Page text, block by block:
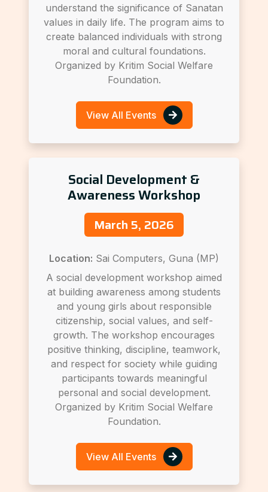
understand the significance of Sanatan
values in daily life. The program aims to
create balanced individuals with strong
moral and cultural foundations.
Organized by Kritim Social Welfare
Foundation.
View All Events
Social Development &
Awareness Workshop
March 5, 2026
Location: Sai Computers, Guna (MP)
A social development workshop aimed
at building awareness among students
and young girls about responsible
citizenship, social values, and self-
growth. The workshop encourages
positive thinking, discipline, teamwork,
and respect for society while guiding
participants towards meaningful
personal and social development.
Organized by Kritim Social Welfare
Foundation.
View All Events